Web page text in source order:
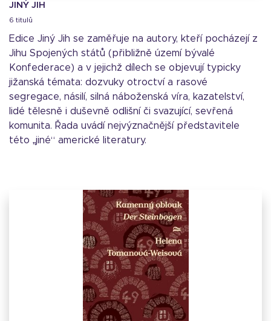
JINÝ JIH
6 titulů
Edice Jiný Jih se zaměřuje na autory, kteří pocházejí z
Jihu Spojených států (přibližně území bývalé
Konfederace) a v jejichž dílech se objevují typicky
jižanská témata: dozvuky otroctví a rasové
segregace, násilí, silná náboženská víra, kazatelství,
lidé tělesně i duševně odlišní či svazující, sevřená
komunita. Řada uvádí nejvýznačnější představitele
této „jiné“ americké literatury.